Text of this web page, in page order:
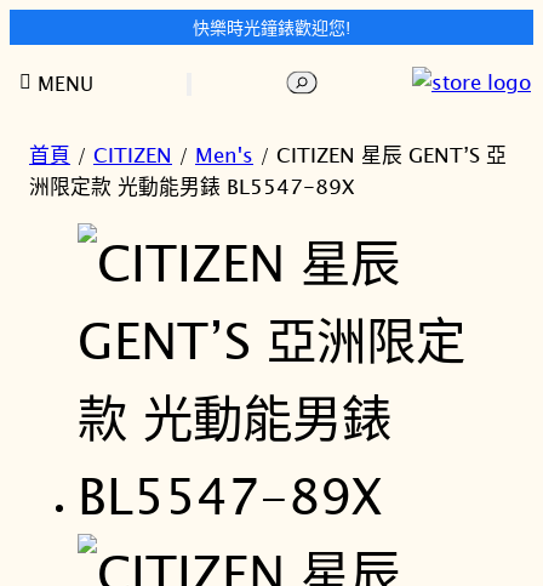
快樂時光鐘錶歡迎您!
至
搜
MENU
首頁 / CITIZEN / Men's / CITIZEN 星辰 GENT’S 亞
洲限定款 光動能男錶 BL5547-89X